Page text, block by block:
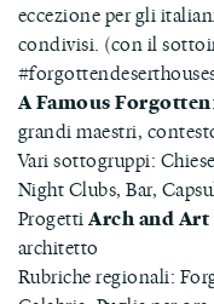
eccezione per gli
condivisi. (con il
A Famous Forgotten
grandi maestri,
Vari sottogruppi:
Night Clubs, Bar,
ProgettiArch and Art
architetto
Rubriche regionali: